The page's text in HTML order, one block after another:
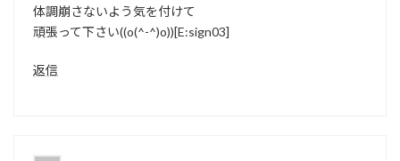
体調崩さないよう気を付けて
頑張って下さい((o(^-^)o))[E:sign03]
返信